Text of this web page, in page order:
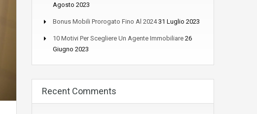
Agosto 2023
Bonus Mobili Prorogato Fino Al 2024 31 Luglio 2023
10 Motivi Per Scegliere Un Agente Immobiliare 26
Giugno 2023
Recent Comments